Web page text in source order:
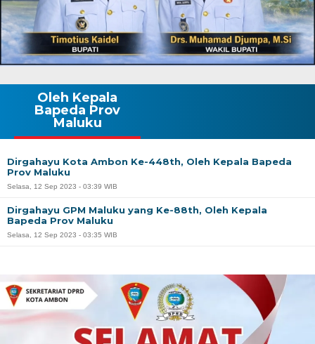
Oleh Kepala
Bapeda Prov
Maluku
Dirgahayu Kota Ambon Ke-448th, Oleh Kepala Bapeda
Prov Maluku
Selasa, 12 Sep 2023 - 03:39 WIB
Dirgahayu GPM Maluku yang Ke-88th, Oleh Kepala
Bapeda Prov Maluku
Selasa, 12 Sep 2023 - 03:35 WIB